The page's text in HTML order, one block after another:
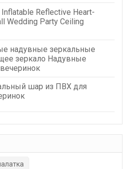
Reflective Heart-
Wedding Party Ceiling
надувные зеркальные
зеркало Надувные
шар из ПВХ для